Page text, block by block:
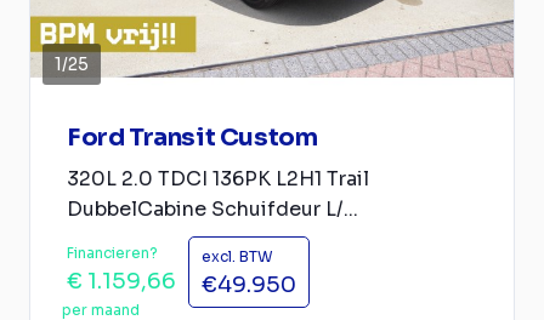
1/25
Ford Transit Custom
320L 2.0 TDCI 136PK L2H1 Trail
DubbelCabine Schuifdeur L/...
Financieren?
€ 1.159,66
per maand
excl. BTW
€49.950